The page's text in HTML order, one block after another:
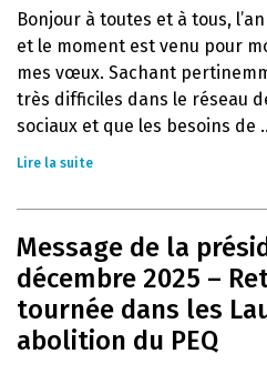
Bonjour à toutes et à tous,
et le moment est venu pour
mes vœux. Sachant
très difficiles dans le réseau
sociaux et que les besoins de
Lire la suite
Message de la
décembre 2025 –
tournée dans les
abolition du PEQ